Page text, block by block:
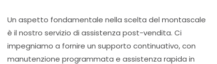
Un aspetto fondamentale nella scelta del montascale
è il nostro servizio di assistenza post-vendita. Ci
impegniamo a fornire un supporto continuativo, con
manutenzione programmata e assistenza rapida in